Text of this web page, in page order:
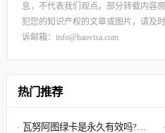
息，不代表我们观点。部分转载内容
犯您的知识产权的文章或图片，请及
诉邮箱：info@haovisa.com
热门推荐
瓦努阿图绿卡是永久有效吗?瓦